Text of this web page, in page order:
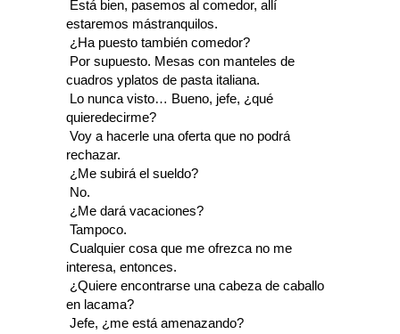
 Está bien, pasemos al comedor, allí
estaremos mástranquilos.
 ¿Ha puesto también comedor?
 Por supuesto. Mesas con manteles de
cuadros yplatos de pasta italiana.
 Lo nunca visto… Bueno, jefe, ¿qué
quieredecirme?
 Voy a hacerle una oferta que no podrá
rechazar.
 ¿Me subirá el sueldo?
 No.
 ¿Me dará vacaciones?
 Tampoco.
 Cualquier cosa que me ofrezca no me
interesa, entonces.
 ¿Quiere encontrarse una cabeza de caballo
en lacama?
 Jefe, ¿me está amenazando?